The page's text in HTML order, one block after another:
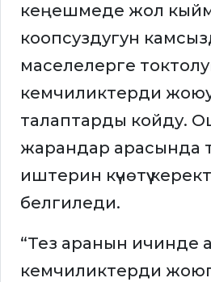
кеңешмеде жол
коопсуздугун
маселелерге
кемчиликтерди
талаптарды койду.
жарандар арасында
иштерин күчөтүү
белгиледи.
“Тез аранын ичинде
кемчиликтерди жоюп,